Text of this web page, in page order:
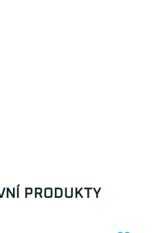
PRODUKTY